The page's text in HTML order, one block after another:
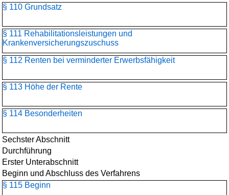
§ 110 Grundsatz
§ 111 Rehabilitationsleistungen und
Krankenversicherungszuschuss
§ 112 Renten bei verminderter Erwerbsfähigkeit
§ 113 Höhe der Rente
§ 114 Besonderheiten
Sechster Abschnitt
Durchführung
Erster Unterabschnitt
Beginn und Abschluss des Verfahrens
§ 115 Beginn